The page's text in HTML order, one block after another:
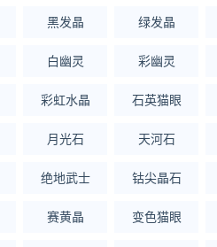
黑发晶 绿发晶
白幽灵 彩幽灵
彩虹水晶 石英猫眼
月光石 天河石
绝地武士 钴尖晶石
赛黄晶 变色猫眼